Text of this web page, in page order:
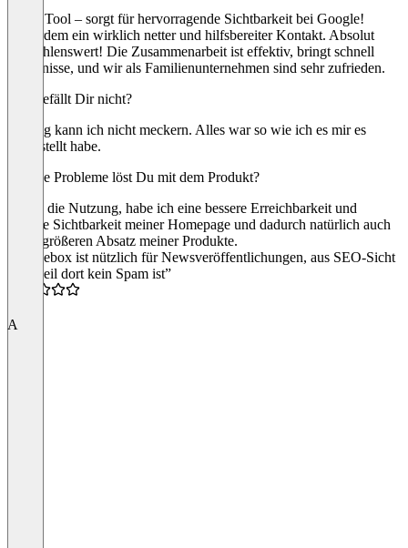
Super Tool – sorgt für hervorragende Sichtbarkeit bei Google!
Außerdem ein wirklich netter und hilfsbereiter Kontakt. Absolut
empfehlenswert! Die Zusammenarbeit ist effektiv, bringt schnell
Ergebnisse, und wir als Familienunternehmen sind sehr zufrieden.
Was gefällt Dir nicht?
Bislang kann ich nicht meckern. Alles war so wie ich es mir es
vorgestellt habe.
Welche Probleme löst Du mit dem Produkt?
Durch die Nutzung, habe ich eine bessere Erreichbarkeit und
bessere Sichtbarkeit meiner Homepage und dadurch natürlich auch
einen größeren Absatz meiner Produkte.
“Pressebox ist nützlich für Newsveröffentlichungen, aus SEO-Sicht
und weil dort kein Spam ist”
A